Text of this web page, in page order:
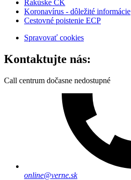
Rakúske CK
Koronavírus - dôležité informácie
Cestovné poistenie ECP
Spravovať cookies
Kontaktujte nás:
Call centrum dočasne nedostupné
online@verne.sk